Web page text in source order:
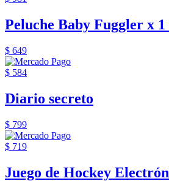
Peluche Baby Fuggler x 1
$ 649
$ 584
Diario secreto
$ 799
$ 719
Juego de Hockey